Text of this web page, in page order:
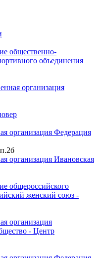
общественно-
объединения
организация
организация Федерация
организация Ивановская
общероссийского
женский союз -
организация
- Центр